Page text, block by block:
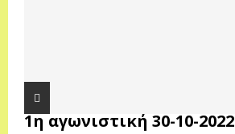
1η αγωνιστική 30-10-2022